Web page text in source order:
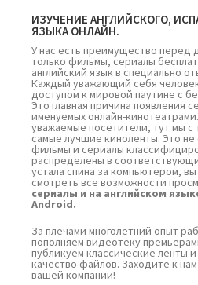
ИЗУЧЕНИЕ АНГЛИЙСКОГО,
ЯЗЫКА ОНЛАЙН.
У нас есть преимущество перед
только фильмы, сериалы
английский язык в специально
Каждый уважающий себя
доступом к мировой паутине с
Это главная причина появления
именуемых онлайн-
уважаемые посетители, тут мы
самые лучшие киноленты. Это не
фильмы и сериалы
распределены в
устала спина за компьютером,
смотреть все возможности
сериалы и на английском
Android.
За плечами многолетний опыт
пополняем видеотеку
публикуем классические ленты
качество файлов. Заходите к
вашей компании!